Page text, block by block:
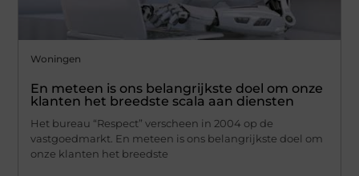
Woningen
En meteen is ons belangrijkste doel om onze
klanten het breedste scala aan diensten
Het bureau “Respect” verscheen in 2004 op de
vastgoedmarkt. En meteen is ons belangrijkste doel om
onze klanten het breedste